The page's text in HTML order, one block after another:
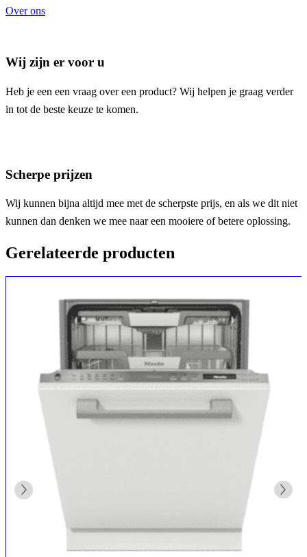
Over ons
Wij zijn er voor u
Heb je een een vraag over een product? Wij helpen je graag verder
in tot de beste keuze te komen.
Scherpe prijzen
Wij kunnen bijna altijd mee met de scherpste prijs, en als we dit niet
kunnen dan denken we mee naar een mooiere of betere oplossing.
Gerelateerde producten